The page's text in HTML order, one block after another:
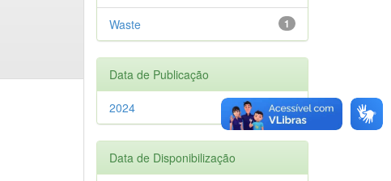
1
Waste
Data de Publicação
1
2024
Data de Disponibilização